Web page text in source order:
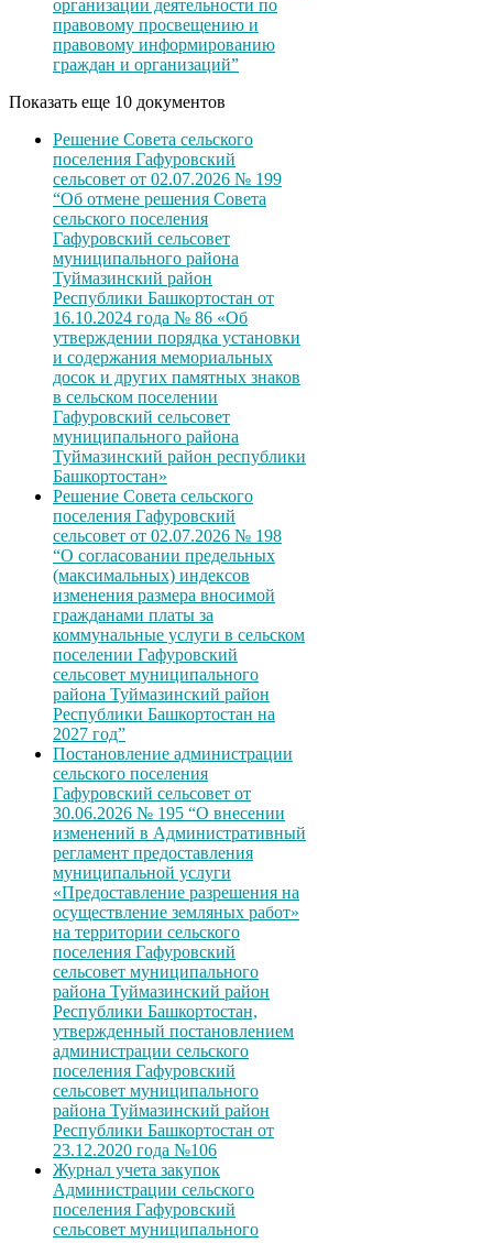
организации деятельности по
правовому просвещению и
правовому информированию
граждан и организаций”
Показать еще 10 документов
Решение Совета сельского
поселения Гафуровский
сельсовет от 02.07.2026 № 199
“Об отмене решения Совета
сельского поселения
Гафуровский сельсовет
муниципального района
Туймазинский район
Республики Башкортостан от
16.10.2024 года № 86 «Об
утверждении порядка установки
и содержания мемориальных
досок и других памятных знаков
в сельском поселении
Гафуровский сельсовет
муниципального района
Туймазинский район республики
Башкортостан»
Решение Совета сельского
поселения Гафуровский
сельсовет от 02.07.2026 № 198
“О согласовании предельных
(максимальных) индексов
изменения размера вносимой
гражданами платы за
коммунальные услуги в сельском
поселении Гафуровский
сельсовет муниципального
района Туймазинский район
Республики Башкортостан на
2027 год”
Постановление администрации
сельского поселения
Гафуровский сельсовет от
30.06.2026 № 195 “О внесении
изменений в Административный
регламент предоставления
муниципальной услуги
«Предоставление разрешения на
осуществление земляных работ»
на территории сельского
поселения Гафуровский
сельсовет муниципального
района Туймазинский район
Республики Башкортостан,
утвержденный постановлением
администрации сельского
поселения Гафуровский
сельсовет муниципального
района Туймазинский район
Республики Башкортостан от
23.12.2020 года №106
Журнал учета закупок
Администрации сельского
поселения Гафуровский
сельсовет муниципального